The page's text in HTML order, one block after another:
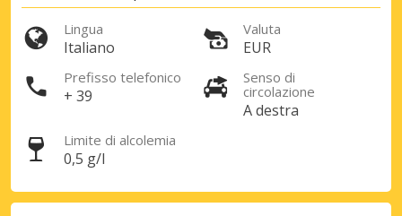
Sconti speciali
fornitori
Lingua
Italiano
Valuta
EUR
Prefisso telefonico
+ 39
Senso di
circolazione
A destra
Limite di alcolemia
0,5 g/l